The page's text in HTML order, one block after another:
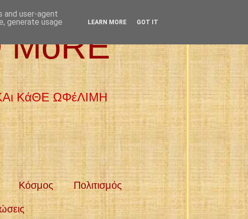
MoRE
ΚάΘΕ ΩΦέΛΙΜΗ
Κόσμος Πολιτισμός
and user-agent
generate usage
LEARN MORE GOT IT